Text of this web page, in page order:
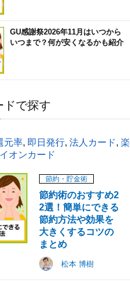
GU感謝祭2026年11月はいつから
いつまで？何が安くなるかも紹介
ドで探す
元率, 即日発行, 法人カード, 楽
イオンカード
節約・貯金術
節約術のおすすめ2
2選！簡単にできる
節約方法や効果を
大きくするコツの
まとめ
松本 博樹